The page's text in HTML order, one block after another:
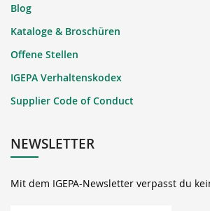
Blog
Kataloge & Broschüren
Offene Stellen
IGEPA Verhaltenskodex
Supplier Code of Conduct
NEWSLETTER
Mit dem IGEPA-Newsletter verpasst du